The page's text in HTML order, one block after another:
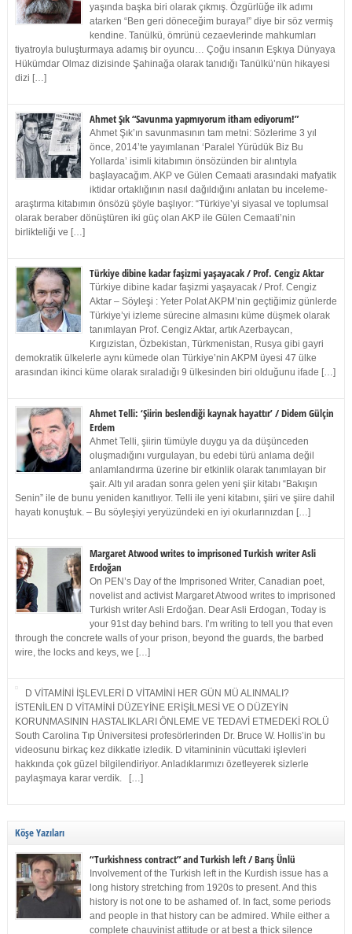
yaşında başka biri olarak çıkmış. Özgürlüğe ilk adımı
atarken “Ben geri döneceğim buraya!” diye bir söz vermiş
kendine. Tanülkü, ömrünü cezaevlerinde mahkumları
tiyatroyla buluşturmaya adamış bir oyuncu… Çoğu insanın Eşkıya Dünyaya
Hükümdar Olmaz dizisinde Şahinağa olarak tanıdığı Tanülkü’nün hikayesi
dizi […]
Ahmet Şık “Savunma yapmıyorum itham ediyorum!”
Ahmet Şık’ın savunmasının tam metni: Sözlerime 3 yıl
önce, 2014’te yayımlanan ‘Paralel Yürüdük Biz Bu
Yollarda’ isimli kitabımın önsözünden bir alıntıyla
başlayacağım. AKP ve Gülen Cemaati arasındaki mafyatik
iktidar ortaklığının nasıl dağıldığını anlatan bu inceleme-
araştırma kitabımın önsözü şöyle başlıyor: “Türkiye’yi siyasal ve toplumsal
olarak beraber dönüştüren iki güç olan AKP ile Gülen Cemaati’nin
birlikteliği ve […]
Türkiye dibine kadar faşizmi yaşayacak / Prof. Cengiz Aktar
Türkiye dibine kadar faşizmi yaşayacak / Prof. Cengiz
Aktar – Söyleşi : Yeter Polat AKPM’nin geçtiğimiz günlerde
Türkiye’yi izleme sürecine almasını küme düşmek olarak
tanımlayan Prof. Cengiz Aktar, artık Azerbaycan,
Kırgızistan, Özbekistan, Türkmenistan, Rusya gibi gayri
demokratik ülkelerle aynı kümede olan Türkiye’nin AKPM üyesi 47 ülke
arasından ikinci küme olarak sıraladığı 9 ülkesinden biri olduğunu ifade […]
Ahmet Telli: ‘Şiirin beslendiği kaynak hayattır’ / Didem Gülçin
Erdem
Ahmet Telli, şiirin tümüyle duygu ya da düşünceden
oluşmadığını vurgulayan, bu edebi türü anlama değil
anlamlandırma üzerine bir etkinlik olarak tanımlayan bir
şair. Altı yıl aradan sonra gelen yeni şiir kitabı “Bakışın
Senin” ile de bunu yeniden kanıtlıyor. Telli ile yeni kitabını, şiiri ve şiire dahil
hayatı konuştuk. – Bu söyleşiyi yeryüzündeki en iyi okurlarınızdan […]
Margaret Atwood writes to imprisoned Turkish writer Asli
Erdoğan
On PEN’s Day of the Imprisoned Writer, Canadian poet,
novelist and activist Margaret Atwood writes to imprisoned
Turkish writer Asli Erdoğan. Dear Asli Erdogan, Today is
your 91st day behind bars. I’m writing to tell you that even
through the concrete walls of your prison, beyond the guards, the barbed
wire, the locks and keys, we […]
D VİTAMİNİ İŞLEVLERİ D VİTAMİNİ HER GÜN MÜ ALINMALI?
İSTENİLEN D VİTAMİNİ DÜZEYİNE ERİŞİLMESİ VE O DÜZEYİN
KORUNMASININ HASTALIKLARI ÖNLEME VE TEDAVİ ETMEDEKİ ROLÜ
South Carolina Tıp Üniversitesi profesörlerinden Dr. Bruce W. Hollis’in bu
videosunu birkaç kez dikkatle izledik. D vitamininin vücuttaki işlevleri
hakkında çok güzel bilgilendiriyor. Anladıklarımızı özetleyerek sizlerle
paylaşmaya karar verdik. […]
Köşe Yazıları
“Turkishness contract” and Turkish left / Barış Ünlü
Involvement of the Turkish left in the Kurdish issue has a
long history stretching from 1920s to present. And this
history is not one to be ashamed of. In fact, some periods
and people in that history can be admired. While either a
complete chauvinist attitude or at best a thick silence